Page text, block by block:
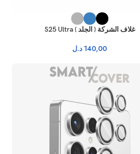
غلاف الشركة ( الجلد ) S25 Ultra
140,00 د.ل